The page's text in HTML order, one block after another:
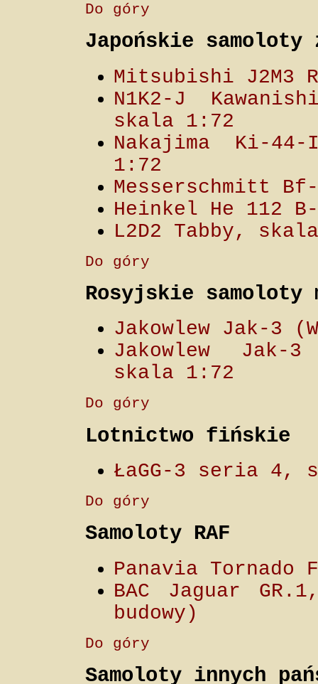
Do góry
Japońskie samoloty
Mitsubishi J2M3
N1K2-J
skala 1:72
Nakajima Ki-
1:72
Messerschmitt
Heinkel He 112
L2D2 Tabby,
Do góry
Rosyjskie
Jakowlew Jak-3
Jakowlew Jak-3
skala 1:72
Do góry
Lotnictwo fińskie
ŁaGG-3 seria 4,
Do góry
Samoloty RAF
Panavia
BAC Jaguar
budowy)
Do góry
Samoloty innych